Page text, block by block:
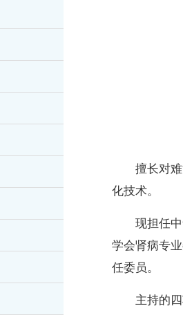
擅长对
化技术。
现担任
学会肾病专
任委员。
主持的